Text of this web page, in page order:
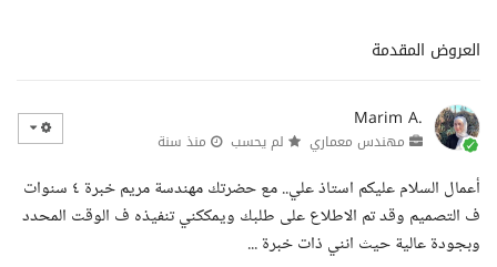
العروض المقدمة
Marim A.
مهندس معماري لم يحسب منذ سنة
أعمال السلام عليكم استاذ علي.. مع حضرتك مهندسة مريم خبرة ٤ سنوات
ف التصميم وقد تم الاطلاع على طلبك ويمككني تنفيذه ف الوقت المحدد
وبجودة عالية حيث انني ذات خبرة ...